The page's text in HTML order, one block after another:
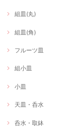
組皿(丸)
組皿(角)
フルーツ皿
組小皿
小皿
天皿・呑水
呑水・取鉢